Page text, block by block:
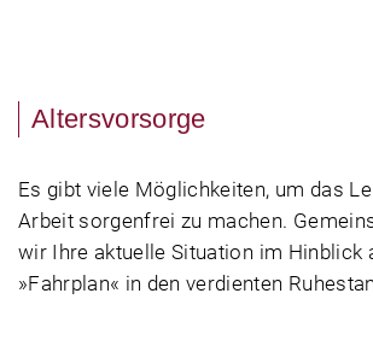
Altersvorsorge
Es gibt viele Möglichkeiten, um das
Arbeit sorgenfrei zu machen.
wir Ihre aktuelle Situation im Hinblick
»Fahrplan« in den verdienten